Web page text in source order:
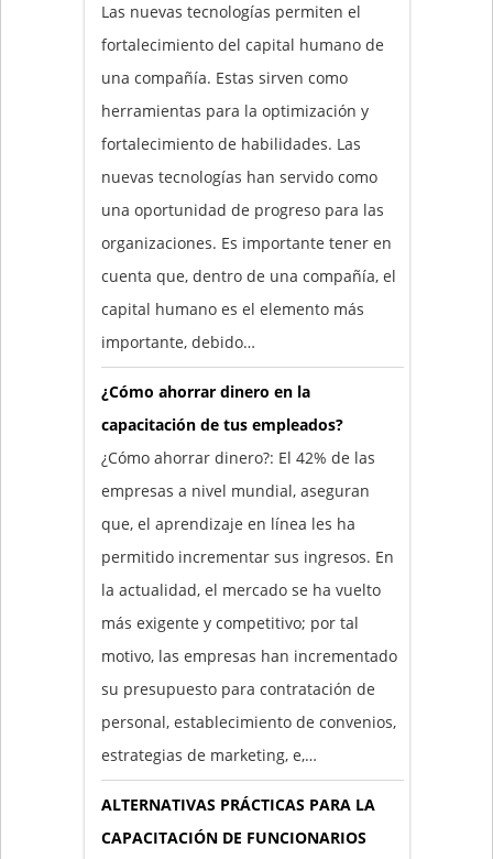
Las nuevas tecnologías permiten el
fortalecimiento del capital humano de
una compañía. Estas sirven como
herramientas para la optimización y
fortalecimiento de habilidades. Las
nuevas tecnologías han servido como
una oportunidad de progreso para las
organizaciones. Es importante tener en
cuenta que, dentro de una compañía, el
capital humano es el elemento más
importante, debido…
¿Cómo ahorrar dinero en la
capacitación de tus empleados?
¿Cómo ahorrar dinero?: El 42% de las
empresas a nivel mundial, aseguran
que, el aprendizaje en línea les ha
permitido incrementar sus ingresos. En
la actualidad, el mercado se ha vuelto
más exigente y competitivo; por tal
motivo, las empresas han incrementado
su presupuesto para contratación de
personal, establecimiento de convenios,
estrategias de marketing, e,…
ALTERNATIVAS PRÁCTICAS PARA LA
CAPACITACIÓN DE FUNCIONARIOS